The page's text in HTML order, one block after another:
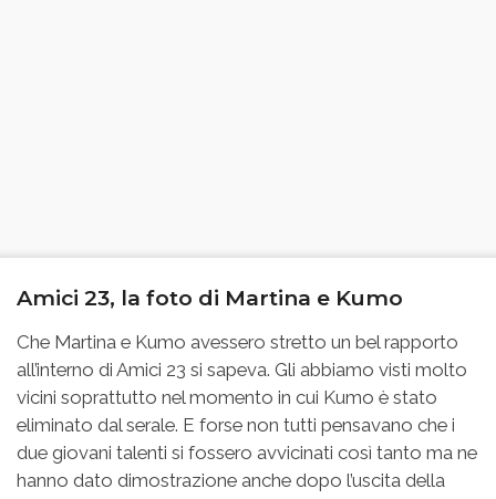
Amici 23, la foto di Martina e Kumo
Che Martina e Kumo avessero stretto un bel rapporto
all’interno di Amici 23 si sapeva. Gli abbiamo visti molto
vicini soprattutto nel momento in cui Kumo è stato
eliminato dal serale. E forse non tutti pensavano che i
due giovani talenti si fossero avvicinati così tanto ma ne
hanno dato dimostrazione anche dopo l’uscita della